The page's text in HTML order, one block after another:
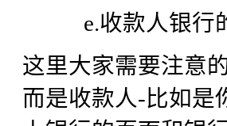
e.收款人银行的
这里大家需要注意
而是收款人-比如是